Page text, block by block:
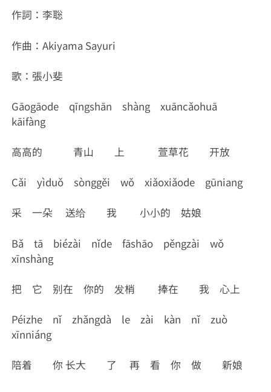
作詞：李聡
作曲：Akiyama Sayuri
歌：張小斐
Gāogāode qīngshān shàng xuāncǎohuā
kāifàng
高高的 青山 上 萱草花 开放
Cǎi yìduǒ sònggěi wǒ xiǎoxiǎode gūniang
采 一朵 送给 我 小小的 姑娘
Bǎ tā biézài nǐde fāshāo pěngzài wǒ
xīnshàng
把 它 别在 你的 发梢 捧在 我 心上
Péizhe nǐ zhǎngdà le zài kàn nǐ zuò
xīnniáng
陪着 你 长大 了 再 看 你 做 新娘